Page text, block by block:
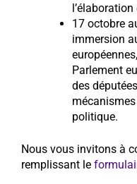
17 octobre
immersion
Parlement
des
politique.
Nous vous invitons à
remplissant le